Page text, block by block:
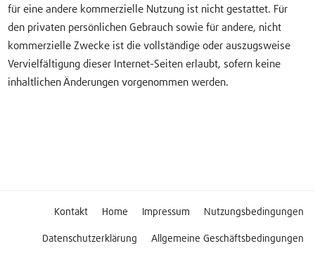
für eine andere kommerzielle Nutzung ist nicht gestattet. Für
den privaten persönlichen Gebrauch sowie für andere, nicht
kommerzielle Zwecke ist die vollständige oder auszugsweise
Vervielfältigung dieser Internet-Seiten erlaubt, sofern keine
inhaltlichen Änderungen vorgenommen werden.
Kontakt Home Impressum Nutzungsbedingungen
Datenschutzerklärung Allgemeine Geschäftsbedingungen